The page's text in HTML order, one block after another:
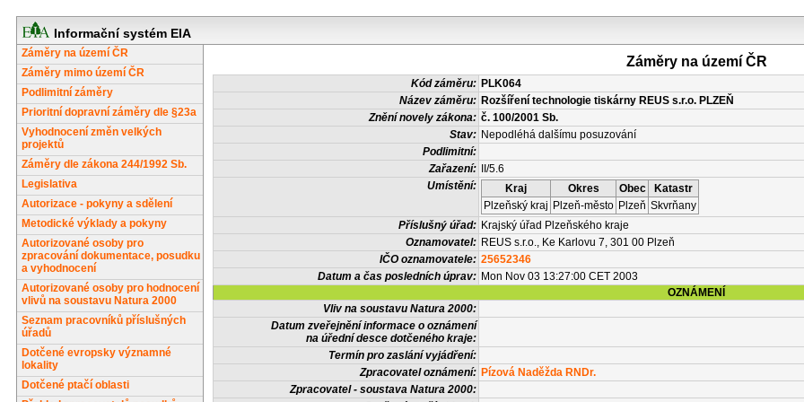
Informační systém EIA
Záměry na území ČR
Záměry mimo území ČR
Podlimitní záměry
Prioritní dopravní záměry dle §23a
Vyhodnocení změn velkých
projektů
Záměry dle zákona 244/1992 Sb.
Legislativa
Autorizace - pokyny a sdělení
Metodické výklady a pokyny
Autorizované osoby pro
zpracování dokumentace, posudku
a vyhodnocení
Autorizované osoby pro hodnocení
vlivů na soustavu Natura 2000
Seznam pracovníků příslušných
úřadů
Dotčené evropsky významné
lokality
Dotčené ptačí oblasti
Záměry na území ČR
Kód záměru: PLK064
Název záměru: Rozšíření technologie tiskárny REUS s.r.o. PLZEŇ
Znění novely zákona: č. 100/2001 Sb.
Stav: Nepodléhá dalšímu posuzování
Podlimitní:
Zařazení:
II/5.6
Umístění:
Kraj Okres Obec
Katastr
Plzeňský kraj Plzeň-město Plzeň Skvrňany
Příslušný úřad: Krajský úřad Plzeňského kraje
Oznamovatel: REUS s.r.o., Ke Karlovu 7, 301 00 Plzeň
IČO oznamovatele: 25652346
Datum a čas posledních úprav: Mon Nov 03 13:27:00 CET 2003
OZNÁMENÍ
Vliv na soustavu Natura 2000:
Datum zveřejnění informace o oznámení
na úřední desce dotčeného kraje:
Termín pro zaslání vyjádření:
Zpracovatel oznámení: Pízová Naděžda RNDr.
Zpracovatel - soustava Natura 2000: